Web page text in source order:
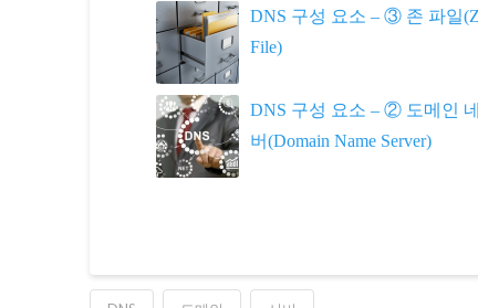
DNS 구성 요소 – ③ 존 파일
File)
DNS 구성 요소 – ② 도메인
버(Domain Name Server)